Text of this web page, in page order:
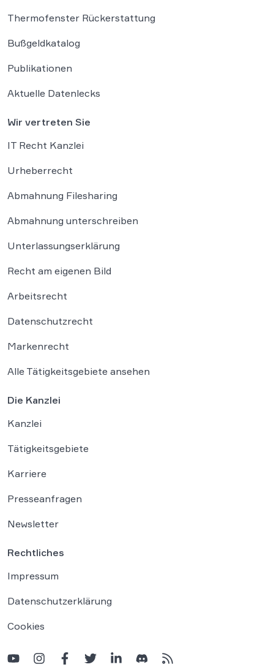
Thermofenster Rückerstattung
Bußgeldkatalog
Publikationen
Aktuelle Datenlecks
Wir vertreten Sie
IT Recht Kanzlei
Urheberrecht
Abmahnung Filesharing
Abmahnung unterschreiben
Unterlassungserklärung
Recht am eigenen Bild
Arbeitsrecht
Datenschutzrecht
Markenrecht
Alle Tätigkeitsgebiete ansehen
Die Kanzlei
Kanzlei
Tätigkeitsgebiete
Karriere
Presseanfragen
Newsletter
Rechtliches
Impressum
Datenschutzerklärung
Cookies